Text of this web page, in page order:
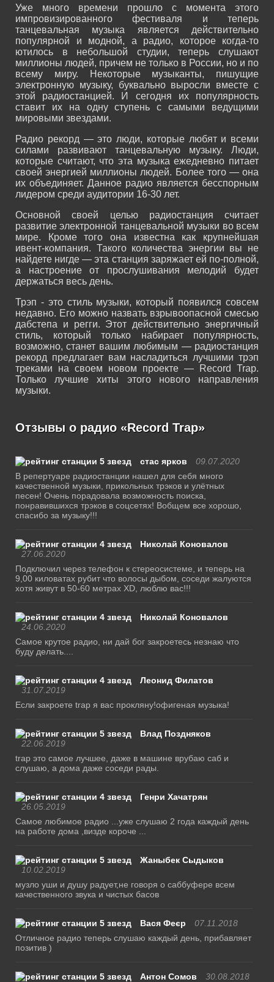
Уже много времени прошло с момента этого
импровизированного фестиваля и теперь
танцевальная музыка является действительно
популярной и модной, а радио, которое когда-то
ютилось в небольшой студии, теперь слушают
миллионы людей, причем не только в России, но и по
всему миру. Некоторые музыканты, пишущие
электронную музыку, буквально выросли вместе с
этой радиостанцией. И сегодня их популярность
ставит их на одну ступень с самыми ведущими
мировыми звездами.
Радио рекорд — это люди, которые любят и всеми
силами развивают танцевальную музыку. Люди,
которые считают, что эта музыка ежедневно питает
своей энергией миллионы людей. Более того — она
их объединяет. Данное радио является бесспорным
лидером среди аудитории 16-30 лет.
Основной своей целью радиостанция считает
развитие электронной танцевальной музыки во всем
мире. Кроме того она известна как крупнейшая
ивент-компания. Такого количества энергии вы не
найдете нигде — эта станция заряжает ей по-полной,
а настроение от прослушивания мелодий будет
держаться весь день.
Трэп - это стиль музыки, который появился совсем
недавно. Его можно назвать взрывоопасной смесью
дабстепа и регги. Этот действительно энергичный
стиль, который только набирает популярность,
возможно, станет вашим любимым — радиостанция
рекорд предлагает вам насладиться лучшими трэп
треками на своем новом проекте — Record Trap.
Только лучшие хиты этого нового направления
музыки.
Отзывы о радио «Record Trap»
стас ярков
09.07.2020
В репертуаре радиостанции нашел для себя много
качественной музыки, прикольных трэков и улётных
песен! Очень порадовала возможность поиска,
понравившихся трэков в соцсетях! Вобщем все хорошо,
спасибо за музыку!!!
Николай Коновалов
27.06.2020
Подключил через телефон к стереосистеме, и теперь на
9,00 киловатах рубит что волосы дыбом, соседи жалуются
хотя живут в 50-60 метрах XD, люблю вас!!!
Николай Коновалов
24.06.2020
Самое крутое радио, ни дай бог закроетесь незнаю что
буду делать....
Леонид Филатов
31.07.2019
Если закроете trap я вас прокляну!офигеная музыка!
Влад Поздняков
22.06.2019
trap это самое лучшее, даже в машине врубаю саб и
слушаю, а дома даже соседи рады.
Генри Хачатрян
26.05.2019
Самое любимое радио ...уже слушаю 2 года каждый день
на работе дома ,визде короче ...
Жаныбек Сыдыков
10.02.2019
музло уши и душу радует,не говоря о саббуфере всем
качественного звука и чистых басов
Вася Феєр
07.11.2018
Отличное радио теперь слушаю каждый день, прибавляет
позитив )
Антон Сомов
30.08.2018